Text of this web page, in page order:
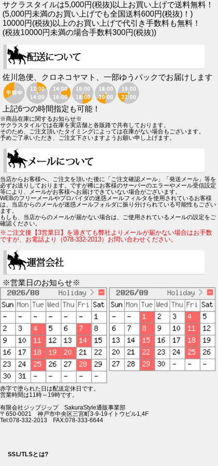
サクラスタイルは5,000円(税抜)以上お買い上げで送料無料！
(5,000円未満のお買い上げでも全国送料600円(税抜)！)
10000円(税抜)以上のお買い上げで代引き手数料も無料！
(税抜10000円未満の場合手数料300円(税抜))
佐川急便、クロネコヤマト、一部ゆうパックでお届けします
上記6つの時間指定も可能！
※商品在庫に関するお知らせ※
サクラスタイルでは在庫を実店舗と各販路で共有しております。
そのため、ご注文頂いたタイミングによっては在庫がない場合もございます。
予めご了承いただき、ご注文下さいますようお願い申し上げます。
当店からお客様へ、ご注文を頂いた後に「ご注文確認メール」「発送メール」等を
必ずお送りしております。ですが稀にお客様のサーバーのエラーやメール受信設定
等により、メールがお客様へお届けできていない場合がございます。
WEBのフリーメールやプロバイダの迷惑メールフィルタを使用されているお客様
は、当店からのメールが迷惑メールフォルダに振り分けられている可能性もござい
ます。
もしも、当店からのメールが届かない場合は、ご使用されているメールの設定をご
確認ください。
※ご注文後【3営業日】を過ぎても弊社よりメールが届かない場合はお手数
ですが、お電話より（078-332-2013）お問い合わせください。
※営業日のお知らせ※
赤字で塗られた日は配送定休日です。
営業時間は11時～19時です。
有限会社ジップジップ SakuraStyle通販事業部
〒650-0021 神戸市中央区三宮町3-9-19イトウビル1,4F
Tel:078-332-2013 FAX:078-333-6644
SSL/TLSとは?